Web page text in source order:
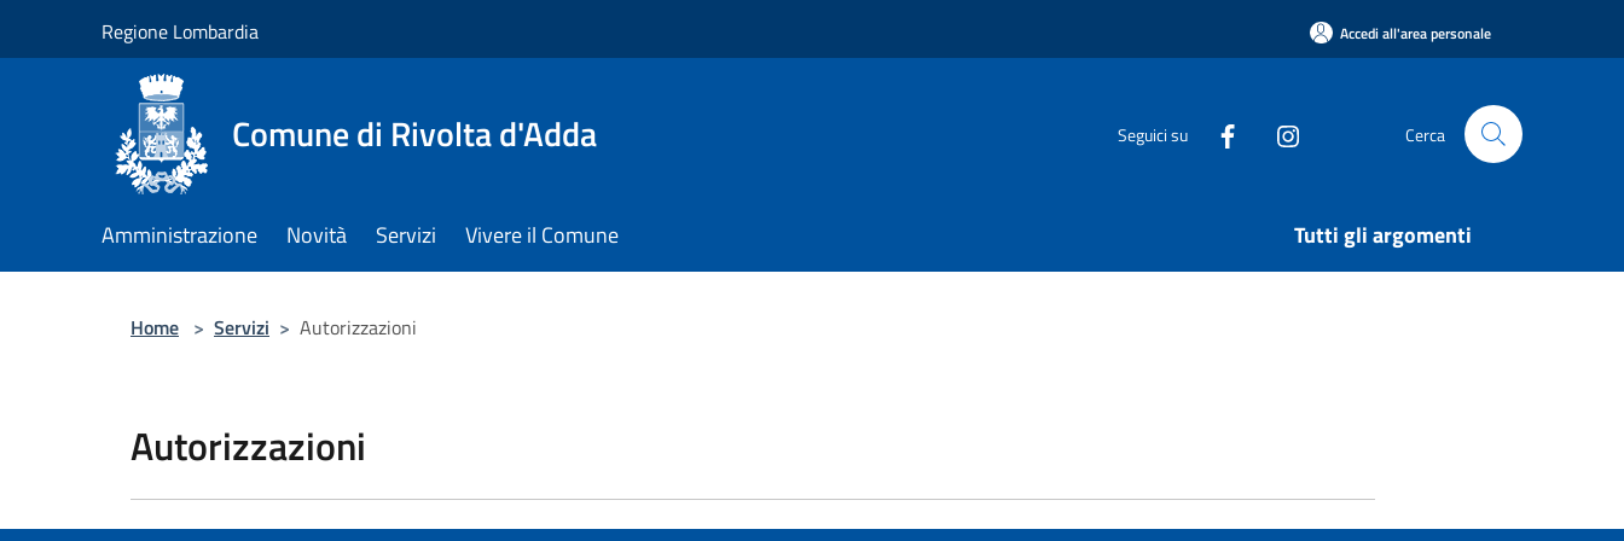
Regione Lombardia Accedi all'area personale
Comune di Rivolta d'Adda Seguici su Cerca
Amministrazione Novità Servizi Vivere il Comune Tutti gli argomenti
Home > Servizi > Autorizzazioni
Autorizzazioni